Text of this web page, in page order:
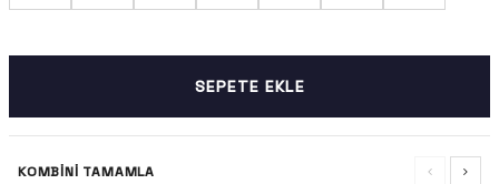
SEPETE EKLE
KOMBINI TAMAMLA